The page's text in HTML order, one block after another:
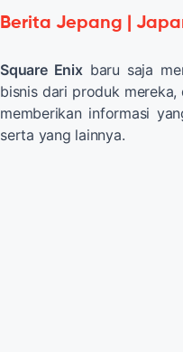
Berita Jepang |
Square Enixbaru saja
bisnis dari produk
memberikan informasi
serta yang lainnya.